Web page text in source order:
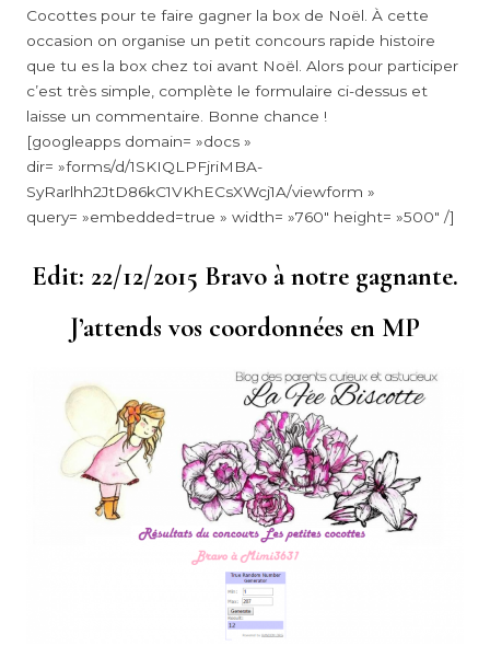
Cocottes pour te faire gagner la box de Noël. À cette
occasion on organise un petit concours rapide histoire
que tu es la box chez toi avant Noël. Alors pour participer
c’est très simple, complète le formulaire ci-dessus et
laisse un commentaire. Bonne chance !
[googleapps domain= »docs »
dir= »forms/d/1SKIQLPFjriMBA-
SyRarlhh2JtD86kC1VKhECsXWcj1A/viewform »
query= »embedded=true » width= »760″ height= »500″ /]
Edit: 22/12/2015 Bravo à notre gagnante.
J’attends vos coordonnées en MP